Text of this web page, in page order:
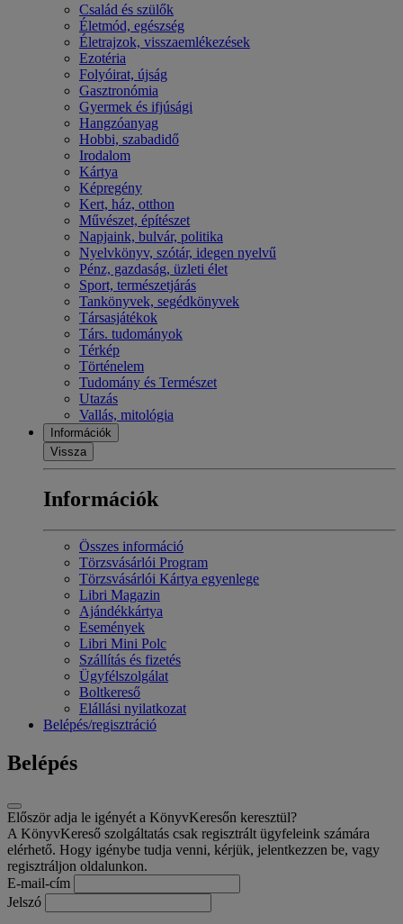
Család és szülők
Életmód, egészség
Életrajzok, visszaemlékezések
Ezotéria
Folyóirat, újság
Gasztronómia
Gyermek és ifjúsági
Hangzóanyag
Hobbi, szabadidő
Irodalom
Kártya
Képregény
Kert, ház, otthon
Művészet, építészet
Napjaink, bulvár, politika
Nyelvkönyv, szótár, idegen nyelvű
Pénz, gazdaság, üzleti élet
Sport, természetjárás
Tankönyvek, segédkönyvek
Társasjátékok
Társ. tudományok
Térkép
Történelem
Tudomány és Természet
Utazás
Vallás, mitológia
Információk
Vissza
Információk
Összes információ
Törzsvásárlói Program
Törzsvásárlói Kártya egyenlege
Libri Magazin
Ajándékkártya
Események
Libri Mini Polc
Szállítás és fizetés
Ügyfélszolgálat
Boltkereső
Elállási nyilatkozat
Belépés/regisztráció
Belépés
Először adja le igényét a KönyvKeresőn keresztül?
A KönyvKereső szolgáltatás csak regisztrált ügyfeleink számára
elérhető. Hogy igénybe tudja venni, kérjük, jelentkezzen be, vagy
regisztráljon oldalunkon.
E-mail-cím
Jelszó